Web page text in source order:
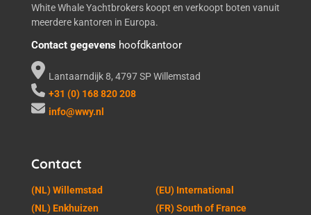
White Whale Yachtbrokers koopt en verkoopt boten vanuit
meerdere kantoren in Europa.
Contact gegevens hoofdkantoor
Lantaarndijk 8, 4797 SP Willemstad
+31 (0) 168 820 208
info@wwy.nl
Contact
(NL) Willemstad
(NL) Enkhuizen
(EU) International
(FR) South of France